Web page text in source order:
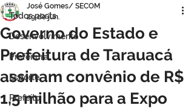
Todos posts
Desenvolvimento
Prefeitura
Esporte
Prefeito
Governo do Estado e
Prefeitura de Tarauacá
assinam convênio de R$
1,5 milhão para a Expo
José Gomes/ SECOM
29 de jun.